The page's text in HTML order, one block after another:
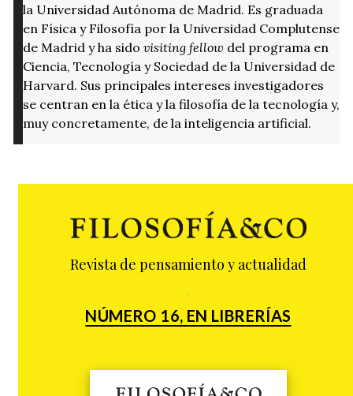
la Universidad Autónoma de Madrid. Es graduada
en Física y Filosofía por la Universidad Complutense
de Madrid y ha sido visiting fellow del programa en
Ciencia, Tecnología y Sociedad de la Universidad de
Harvard. Sus principales intereses investigadores
se centran en la ética y la filosofía de la tecnología y,
muy concretamente, de la inteligencia artificial.
Revista de pensamiento y actualidad
NÚMERO 16, EN LIBRERÍAS